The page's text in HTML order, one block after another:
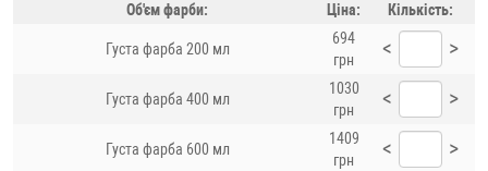
Об'єм фарби: Ціна: Кількість:
Густа фарба 200 мл
694
грн
< >
Густа фарба 400 мл
1030
грн
< >
Густа фарба 600 мл
1409
грн
< >